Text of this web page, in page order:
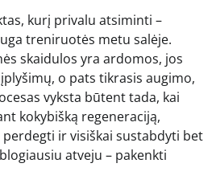
kurį privalu atsiminti –
treniruotės metu salėje.
skaidulos yra ardomos, jos
o pats tikrasis augimo,
vyksta būtent tada, kai
kokybišką regeneraciją,
ir visiškai sustabdyti bet
atveju – pakenkti